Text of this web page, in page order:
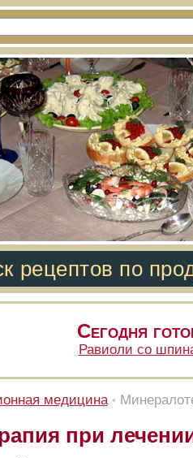
рецептов по
Сегодня
Равиоли со
медицина •
при